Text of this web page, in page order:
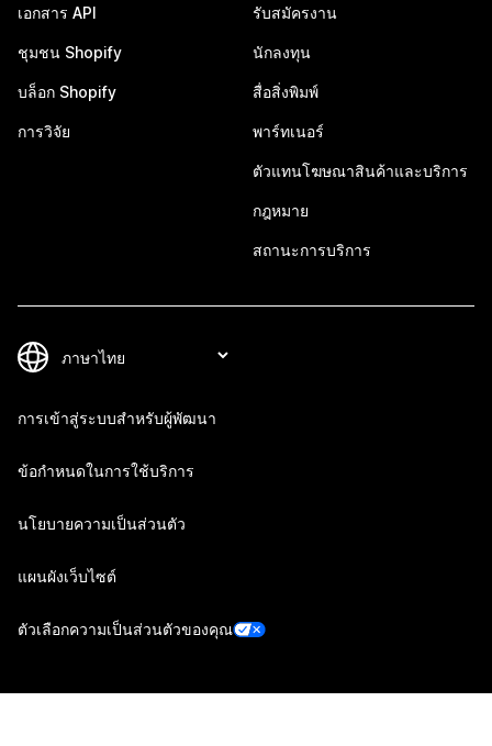
เอกสาร API
ชุมชน Shopify
บล็อก Shopify
การวิจัย
รับสมัครงาน
นักลงทุน
สื่อสิ่งพิมพ์
พาร์ทเนอร์
ตัวแทนโฆษณาสินค้าและบริการ
กฎหมาย
สถานะการบริการ
การเข้าสู่ระบบสำหรับผู้พัฒนา
ข้อกำหนดในการใช้บริการ
นโยบายความเป็นส่วนตัว
แผนผังเว็บไซต์
ตัวเลือกความเป็นส่วนตัวของคุณ